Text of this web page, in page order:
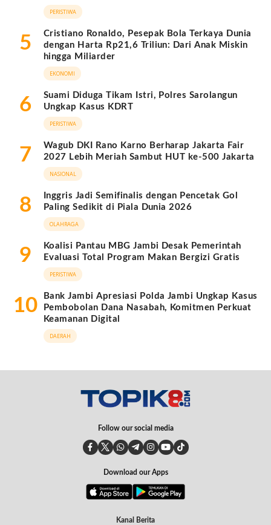
PERISTIWA
5
Cristiano Ronaldo, Pesepak Bola Terkaya Dunia
dengan Harta Rp21,6 Triliun: Dari Anak Miskin
hingga Miliarder
EKONOMI
6
Suami Diduga Tikam Istri, Polres Sarolangun
Ungkap Kasus KDRT
PERISTIWA
7
Wagub DKI Rano Karno Berharap Jakarta Fair
2027 Lebih Meriah Sambut HUT ke-500 Jakarta
NASIONAL
8
Inggris Jadi Semifinalis dengan Pencetak Gol
Paling Sedikit di Piala Dunia 2026
OLAHRAGA
9
Koalisi Pantau MBG Jambi Desak Pemerintah
Evaluasi Total Program Makan Bergizi Gratis
PERISTIWA
10
Bank Jambi Apresiasi Polda Jambi Ungkap Kasus
Pembobolan Dana Nasabah, Komitmen Perkuat
Keamanan Digital
DAERAH
Follow our social media
Download our Apps
Kanal Berita